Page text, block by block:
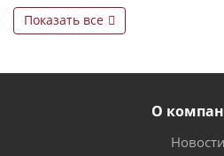
Показать все
О
Новости